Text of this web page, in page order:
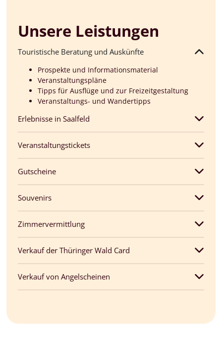
Unsere Leistungen
Touristische Beratung und Auskünfte
Prospekte und Informationsmaterial
Veranstaltungspläne
Tipps für Ausflüge und zur Freizeitgestaltung
Veranstaltungs- und Wandertipps
Erlebnisse in Saalfeld
Veranstaltungstickets
Gutscheine
Souvenirs
Zimmervermittlung
Verkauf der Thüringer Wald Card
Verkauf von Angelscheinen